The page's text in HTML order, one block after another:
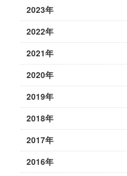
2023年
2022年
2021年
2020年
2019年
2018年
2017年
2016年